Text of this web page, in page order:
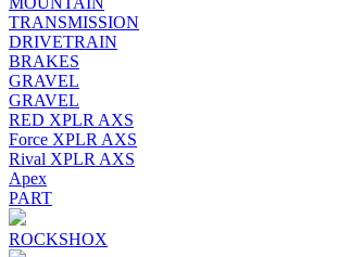
TRANSMISSION
DRIVETRAIN
BRAKES
GRAVEL
GRAVEL
RED XPLR AXS
Force XPLR AXS
Rival XPLR AXS
Apex
PART
ROCKSHOX